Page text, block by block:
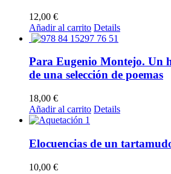
12,00 €
Añadir al carrito Details
Para Eugenio Montejo. Un
de una selección de poemas
18,00 €
Añadir al carrito Details
Elocuencias de un
10,00 €